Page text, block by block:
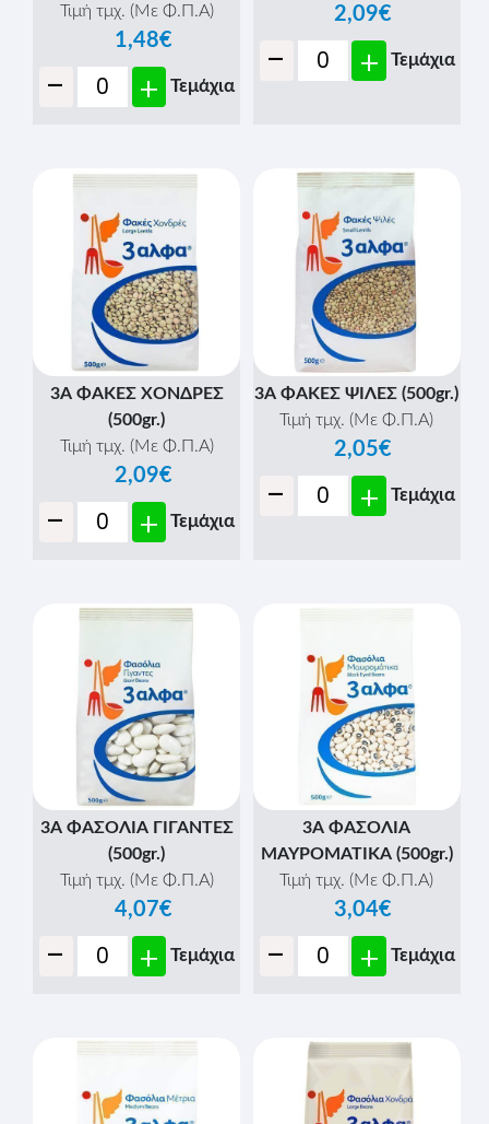
Τιμή τμχ. (Με Φ.Π.Α)
1,48€
- + Τεμάχια
2,09€
- + Τεμάχια
3Α ΦΑΚΕΣ ΧΟΝΔΡΕΣ
(500gr.)
Τιμή τμχ. (Με Φ.Π.Α)
2,09€
- + Τεμάχια
3Α ΦΑΚΕΣ ΨΙΛΕΣ (500gr.)
Τιμή τμχ. (Με Φ.Π.Α)
2,05€
- + Τεμάχια
3Α ΦΑΣΟΛΙΑ ΓΙΓΑΝΤΕΣ
(500gr.)
Τιμή τμχ. (Με Φ.Π.Α)
4,07€
- + Τεμάχια
3Α ΦΑΣΟΛΙΑ
ΜΑΥΡΟΜΑΤΙΚΑ (500gr.)
Τιμή τμχ. (Με Φ.Π.Α)
3,04€
- + Τεμάχια